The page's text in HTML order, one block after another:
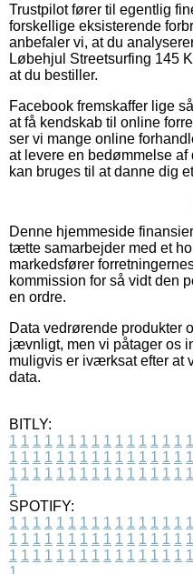
Trustpilot fører til egentlig
forskellige eksisterende
anbefaler vi, at du
Løbehjul Streetsurfing 145
at du bestiller.
Facebook fremskaffer lige
at få kendskab til online
ser vi mange online
at levere en bedømmelse af
kan bruges til at danne dig
Denne hjemmeside
tætte samarbejder med et
markedsfører
kommission for så vidt den
en ordre.
Data vedrørende produkter
jævnligt, men vi påtager os
muligvis er iværksat efter at
data.
BITLY:
1 1 1 1 1 1 1 1 1 1 1 1 1 1 1 1
1 1 1 1 1 1 1 1 1 1 1 1 1 1 1 1
1 1 1 1 1 1 1 1 1 1 1 1 1 1 1 1
1
SPOTIFY:
1 1 1 1 1 1 1 1 1 1 1 1 1 1 1 1
1 1 1 1 1 1 1 1 1 1 1 1 1 1 1 1
1 1 1 1 1 1 1 1 1 1 1 1 1 1 1 1